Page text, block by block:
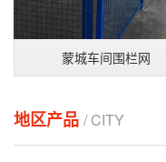
蒙城车间围栏网
地区产品 / CITY